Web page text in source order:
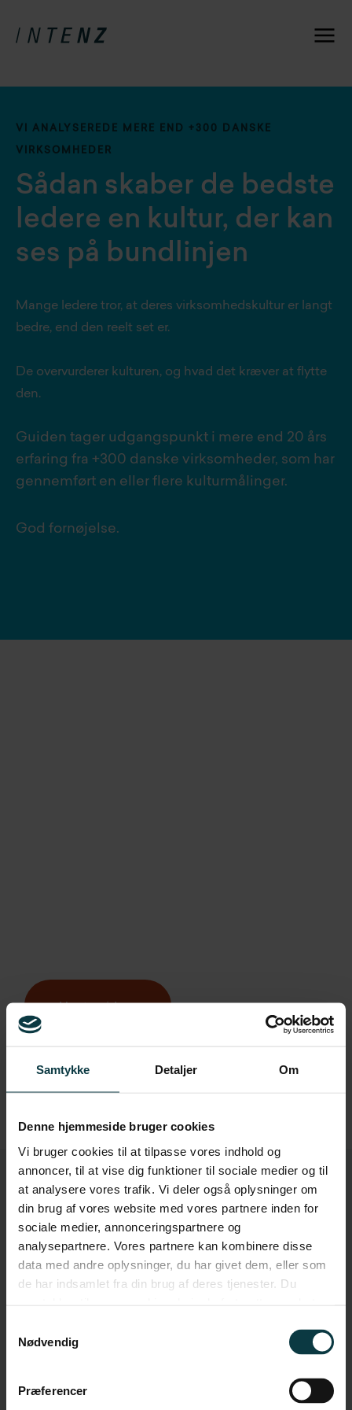
Samtykke Detaljer Om
Denne hjemmeside bruger cookies
Vi bruger cookies til at tilpasse vores indhold og
annoncer, til at vise dig funktioner til sociale medier og til
at analysere vores trafik. Vi deler også oplysninger om
din brug af vores website med vores partnere inden for
sociale medier, annonceringspartnere og
analysepartnere. Vores partnere kan kombinere disse
data med andre oplysninger, du har givet dem, eller som
de har indsamlet fra din brug af deres tjenester. Du
Nødvendig
Præferencer
VI ANALYSEREDE MERE END +300 DANSKE
VIRKSOMHEDER
Sådan skaber de bedste
ledere en kultur, der kan
ses på bundlinjen
Mange ledere tror, at deres virksomhedskultur er langt
bedre, end den reelt set er.
De overvurderer kulturen, og hvad det kræver at flytte
den.
Guiden tager udgangspunkt i mere end 20 års
erfaring fra +300 danske virksomheder, som har
gennemført en eller flere kulturmålinger.
God fornøjelse.
Gennem samarbejdet med Intenz står vi i dag med et
sammentømret ledelses-team, der viser en høj grad af
tillid, en høj grad at stolthed over det, de har skabt”.